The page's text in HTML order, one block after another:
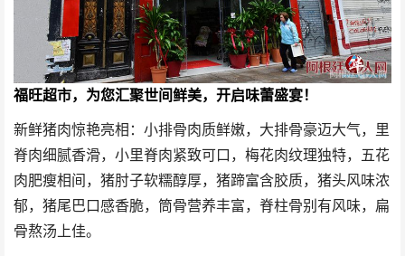
福旺超市，为您汇聚世间鲜美，开启味蕾盛宴！
新鲜猪肉惊艳亮相：小排骨肉质鲜嫩，大排骨豪迈大气，里
脊肉细腻香滑，小里脊肉紧致可口，梅花肉纹理独特，五花
肉肥瘦相间，猪肘子软糯醇厚，猪蹄富含胶质，猪头风味浓
郁，猪尾巴口感香脆，筒骨营养丰富，脊柱骨别有风味，扁
骨熬汤上佳。